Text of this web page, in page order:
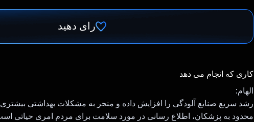
رای دهید
کاری که انجام می دهد
الهام:
رشد سریع صنایع آلودگی را افزایش داده و منجر به مشکلات بهداشتی
محدود به پزشکان، اطلاع رسانی در مورد سلامت برای مردم امری حیاتی است.